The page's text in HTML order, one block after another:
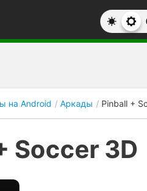
на Android Аркады Pinball +
Soccer 3D